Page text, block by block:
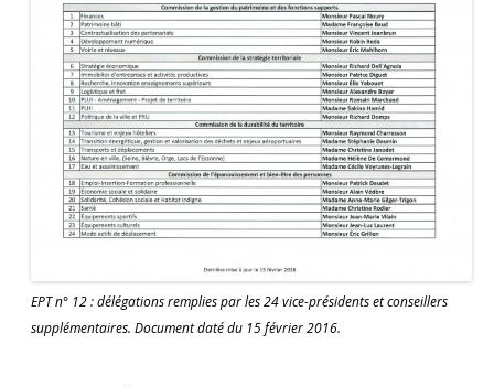
EPT n° 12 : délégations remplies par les 24 vice-présidents et conseillers
supplémentaires. Document daté du 15 février 2016.